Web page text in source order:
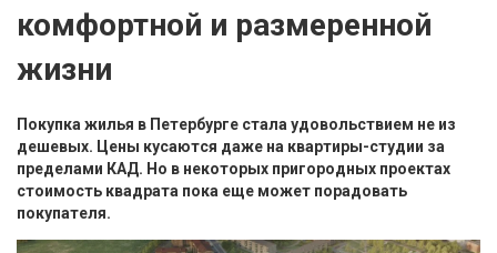
комфортной и размеренной
жизни
Покупка жилья в Петербурге стала удовольствием не из
дешевых. Цены кусаются даже на квартиры-студии за
пределами КАД. Но в некоторых пригородных проектах
стоимость квадрата пока еще может порадовать
покупателя.